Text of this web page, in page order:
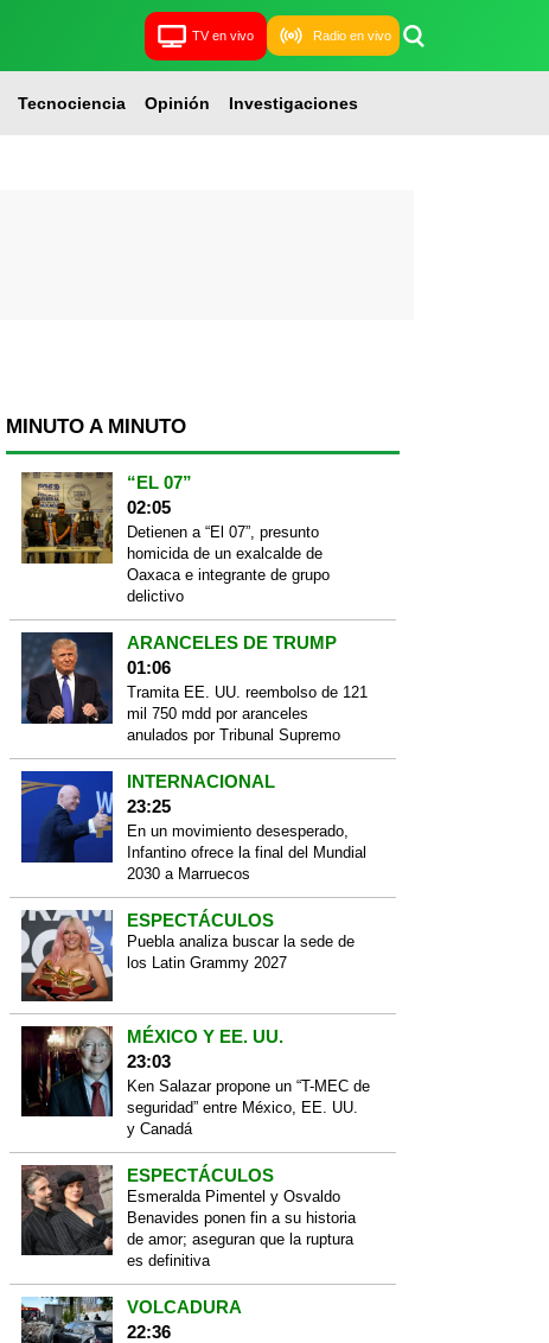
TV en vivo Radio en vivo
Tecnociencia Opinión Investigaciones
MINUTO A MINUTO
“EL 07”
02:05
Detienen a “El 07”, presunto
homicida de un exalcalde de
Oaxaca e integrante de grupo
delictivo
ARANCELES DE TRUMP
01:06
Tramita EE. UU. reembolso de 121
mil 750 mdd por aranceles
anulados por Tribunal Supremo
INTERNACIONAL
23:25
En un movimiento desesperado,
Infantino ofrece la final del Mundial
2030 a Marruecos
ESPECTÁCULOS
Puebla analiza buscar la sede de
los Latin Grammy 2027
MÉXICO Y EE. UU.
23:03
Ken Salazar propone un “T-MEC de
seguridad” entre México, EE. UU.
y Canadá
ESPECTÁCULOS
Esmeralda Pimentel y Osvaldo
Benavides ponen fin a su historia
de amor; aseguran que la ruptura
es definitiva
VOLCADURA
22:36